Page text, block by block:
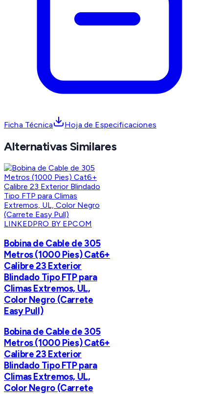
Ficha Técnica Hoja de Especificaciones
Alternativas Similares
LINKEDPRO BY EPCOM
Bobina de Cable de 305
Metros (1000 Pies) Cat6+
Calibre 23 Exterior
Blindado Tipo FTP para
Climas Extremos, UL,
Color Negro (Carrete
Easy Pull)
Bobina de Cable de 305
Metros (1000 Pies) Cat6+
Calibre 23 Exterior
Blindado Tipo FTP para
Climas Extremos, UL,
Color Negro (Carrete